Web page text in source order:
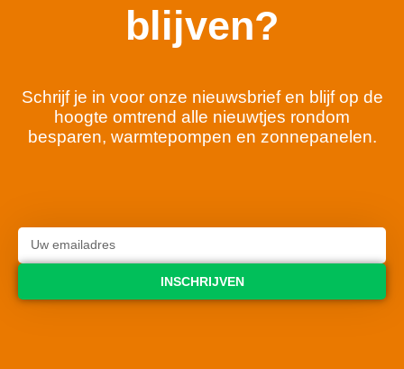
blijven?
Schrijf je in voor onze nieuwsbrief en blijf op de
hoogte omtrend alle nieuwtjes rondom
besparen, warmtepompen en zonnepanelen.
INSCHRIJVEN